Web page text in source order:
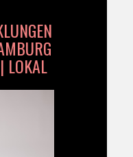
LOKAL